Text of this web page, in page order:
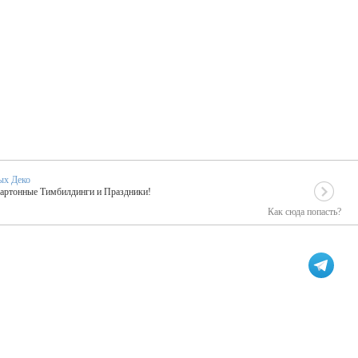
Как сюда попасть?
Деко
Тимбилдинги и Праздники!
зарубежных артистах